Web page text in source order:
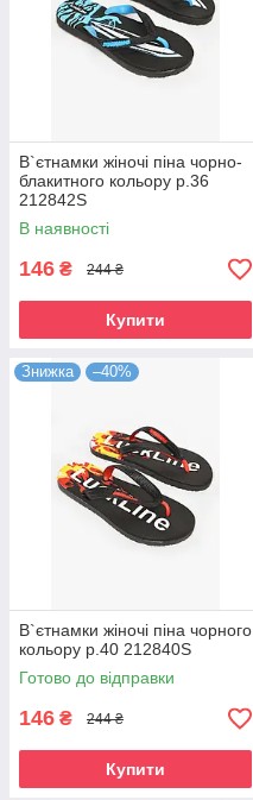
В`єтнамки жіночі піна чорно-
блакитного кольору р.36
212842S
В наявності
146 ₴ 244 ₴
Купити
Знижка –40%
В`єтнамки жіночі піна чорного
кольору р.40 212840S
Готово до відправки
146 ₴ 244 ₴
Купити